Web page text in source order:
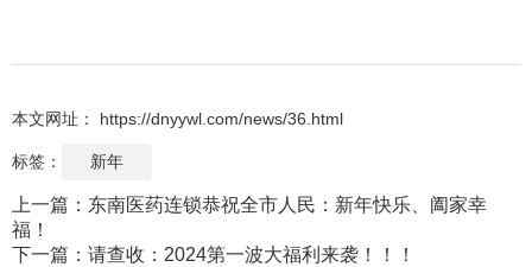
本文网址： https://dnyywl.com/news/36.html
标签： 新年
上一篇： 东南医药连锁恭祝全市人民：新年快乐、阖家幸
福！
下一篇： 请查收：2024第一波大福利来袭！！！